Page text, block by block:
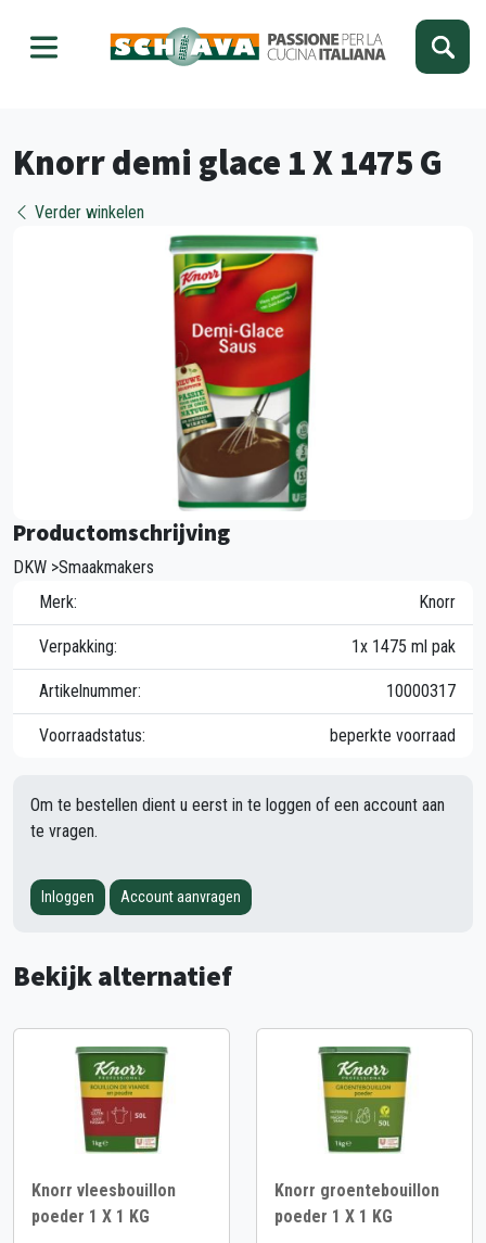
Knorr demi glace 1 X 1475 G
Verder winkelen
Productomschrijving
DKW >Smaakmakers
Merk:
Knorr
Verpakking: 1x 1475 ml pak
Artikelnummer: 10000317
Voorraadstatus: beperkte voorraad
Om te bestellen dient u eerst in te loggen of een account aan
te vragen.
Inloggen Account aanvragen
Bekijk alternatief
Knorr vleesbouillon
poeder 1 X 1 KG
Knorr groentebouillon
poeder 1 X 1 KG